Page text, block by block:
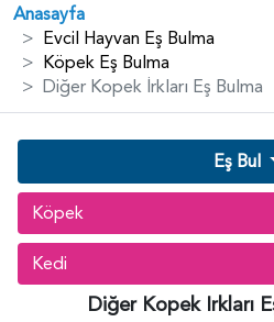
Anasayfa
Evcil Hayvan Eş Bulma
Köpek Eş Bulma
Diğer Kopek İrkları Eş Bulma
Eş Bul
Köpek
Kedi
Diğer Kopek Irkları